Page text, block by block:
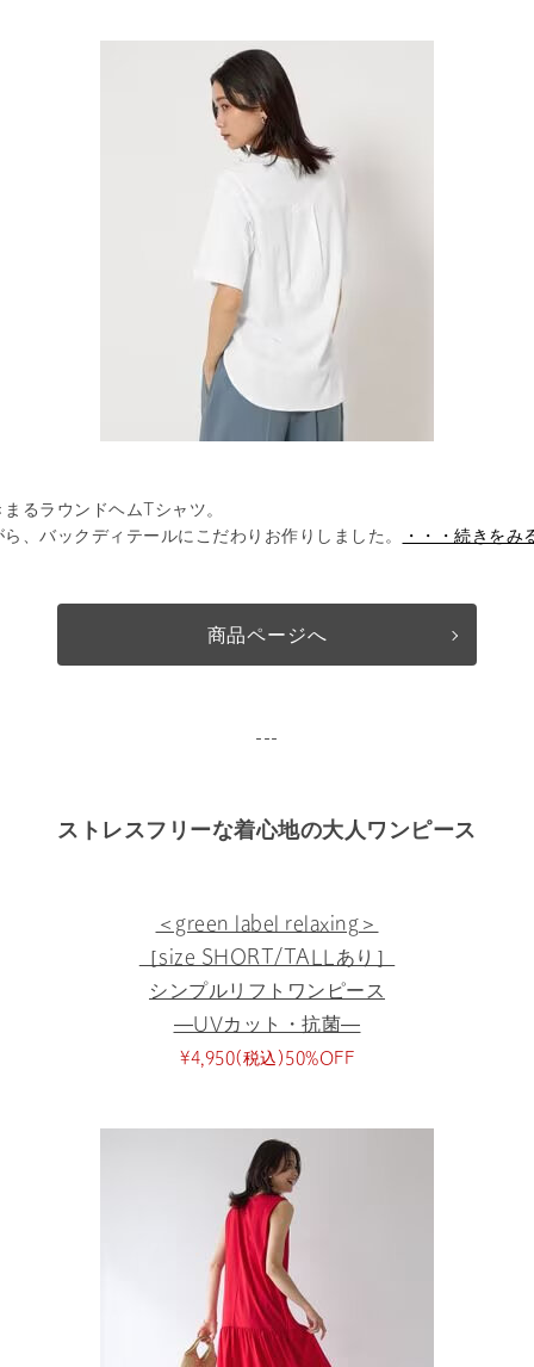
るラウンドヘムTシャツ。
、バックディテールにこだわりお作りしました。
・・・続きをみ
商品ページへ
---
ストレスフリーな着心地の大人ワンピース
＜green label relaxing＞
［size SHORT/TALLあり］
シンプルリフトワンピース
―UVカット・抗菌―
¥4,950(税込)50%OFF